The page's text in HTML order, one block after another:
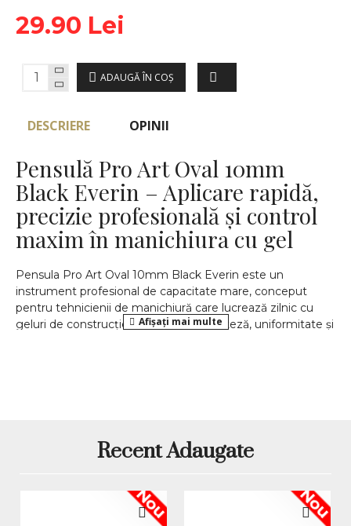
29.90 Lei
ADAUGĂ ÎN COŞ
DESCRIERE OPINII
Pensulă Pro Art Oval 10mm
Black Everin – Aplicare rapidă,
precizie profesională și control
maxim în manichiura cu gel
Pensula Pro Art Oval 10mm Black Everin este un
instrument profesional de capacitate mare, conceput
pentru tehnicienii de manichiură care lucrează zilnic cu
geluri de construcție și au nevoie de viteză, uniformitate și
fost atent selecționată pentru a satisface cerințele reale
din salon, unde timpul de lucru, precizia și fiabilitatea sunt
Rolul pensulei ovale de
Recent Adaugate
Nou Nou